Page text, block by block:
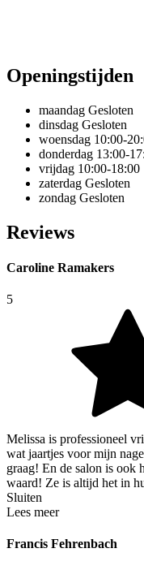
Openingstijden
maandag Gesloten
dinsdag Gesloten
woensdag 10:00-
donderdag 13:00-
vrijdag 10:00-18:00
zaterdag Gesloten
zondag Gesloten
Reviews
Caroline Ramakers
5
Melissa is professioneel
wat jaartjes voor mijn
graag! En de salon is ook
waard! Ze is altijd het in
Sluiten
Lees meer
Francis Fehrenbach